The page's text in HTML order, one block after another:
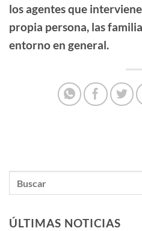
los agentes que
propia persona, las
entorno en general.
ÚLTIMAS NOTICIAS